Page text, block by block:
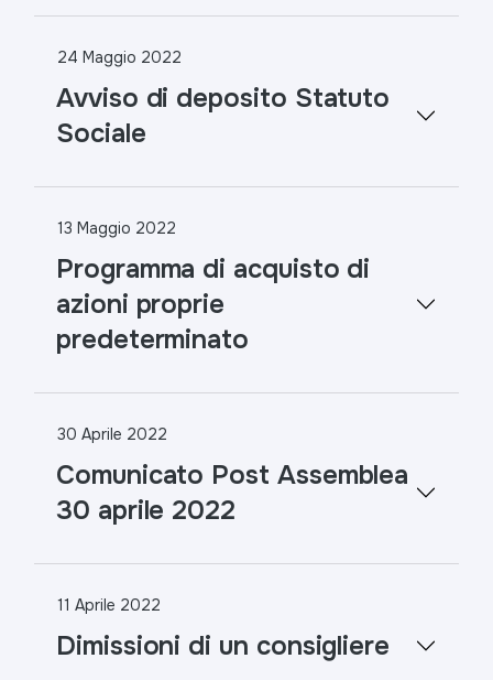
24 Maggio 2022
Avviso di deposito Statuto
Sociale
13 Maggio 2022
Programma di acquisto di
azioni proprie
predeterminato
30 Aprile 2022
Comunicato Post Assemblea
30 aprile 2022
11 Aprile 2022
Dimissioni di un consigliere